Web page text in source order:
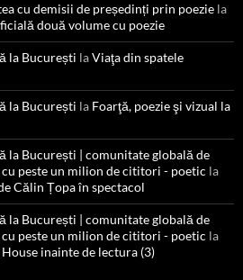
cu demisii de președinți prin poezie la
două volume cu poezie
la București laViaţa din spatele
la București la Foarţă, poezie şi vizual la
la București | comunitate globală de
peste un milion de cititori - poetic la
Călin Țopa în spectacol
la București | comunitate globală de
peste un milion de cititori - poetic la
inainte de lectura (3)